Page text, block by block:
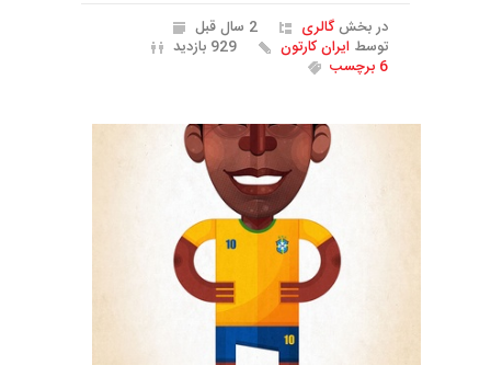
در بخشگالری
2 سال قبل
توسط ایران کارتون
929 بازدید
6 برچسب